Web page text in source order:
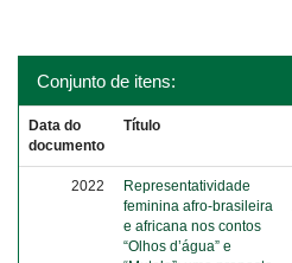
Conjunto de itens:
Data do
documento
Título
2022
Representatividade
feminina afro-brasileira
e africana nos contos
“Olhos d’água” e